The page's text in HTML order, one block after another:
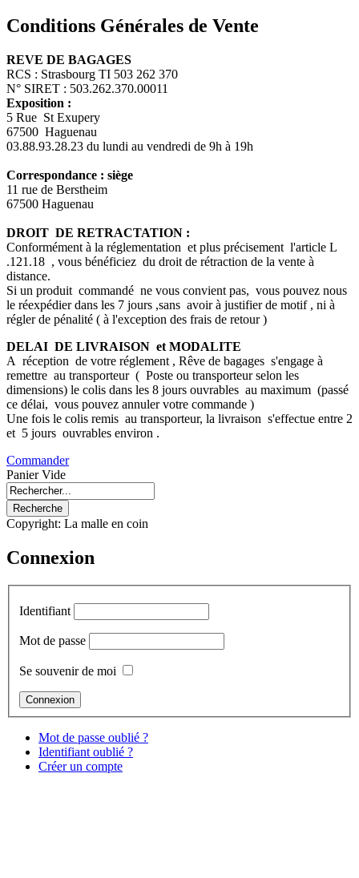
Conditions Générales de Vente
REVE DE BAGAGES
RCS : Strasbourg TI 503 262 370
N° SIRET : 503.262.370.00011
Exposition :
5 Rue St Exupery
67500 Haguenau
03.88.93.28.23 du lundi au vendredi de 9h à 19h
Correspondance : siège
11 rue de Berstheim
67500 Haguenau
DROIT DE RETRACTATION :
Conformément à la réglementation et plus précisement l'article L
.121.18 , vous bénéficiez du droit de rétraction de la vente à
distance.
Si un produit commandé ne vous convient pas, vous pouvez nous
le réexpédier dans les 7 jours ,sans avoir à justifier de motif , ni à
régler de pénalité ( à l'exception des frais de retour )
DELAI DE LIVRAISON et MODALITE
A réception de votre réglement , Rêve de bagages s'engage à
remettre au transporteur ( Poste ou transporteur selon les
dimensions) le colis dans les 8 jours ouvrables au maximum (passé
ce délai, vous pouvez annuler votre commande )
Une fois le colis remis au transporteur, la livraison s'effectue entre 2
et 5 jours ouvrables environ .
Commander
Panier Vide
Copyright: La malle en coin
Connexion
Identifiant
Mot de passe
Se souvenir de moi
Mot de passe oublié ?
Identifiant oublié ?
Créer un compte